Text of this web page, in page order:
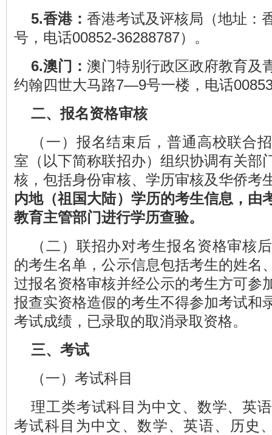
5.香港： 香港考试及评核局（地址：
号，电话00852-36288787）。
6.澳门 ：澳门特别行政区政府教育及
约翰四世大马路7—9号一楼，电话
二、报名资格审核
（一）报名结束后，普通高校联合
室（以下简称联招办）组织协调有关部
核，包括身份审核、学历审核及华侨考
内地（祖国大陆）学历的考生信息，由
教育主管部门进行学历查验。
（二）联招办对考生报名资格审核
的考生名单，公示信息包括考生的姓名
过报名资格审核并经公示的考生方可参
报查实资格造假的考生不得参加考试和
考试成绩，已录取的取消录取资格。
三、考试
（一）考试科目
理工类考试科目为中文、数学、英
考试科目为中文、数学、英语、历史